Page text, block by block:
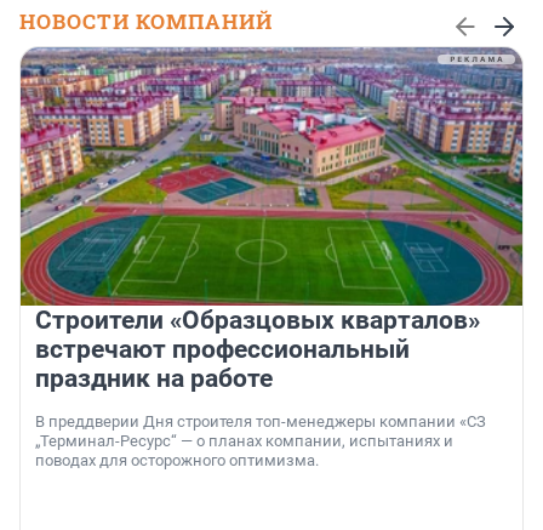
НОВОСТИ КОМПАНИЙ
Строители «Образцовых кварталов»
встречают профессиональный
праздник на работе
В преддверии Дня строителя топ-менеджеры компании «СЗ
„Терминал-Ресурс“ — о планах компании, испытаниях и
поводах для осторожного оптимизма.